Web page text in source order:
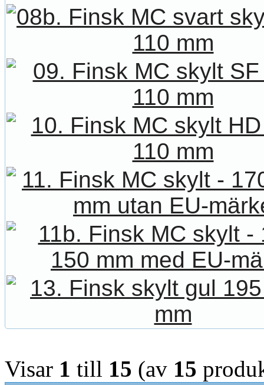
Visar 1 till 15 (av 15